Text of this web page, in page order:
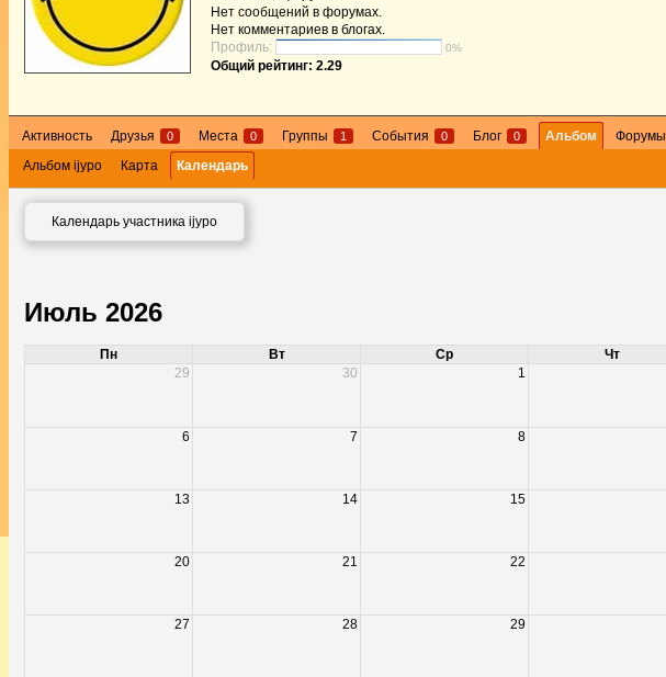
Нет сообщений в форумах.
Нет комментариев в блогах.
Профиль:
0%
Общий рейтинг: 2.29
Активность Друзья 0 Места 0 Группы 1 События 0 Блог 0 Альбом Форумы
Альбом ijypo
Карта Календарь
Календарь участника ijypo
Июль 2026
Пн Вт Ср Чт
29
30 1
6 7 8
13 14 15
20 21 22
27 28 29